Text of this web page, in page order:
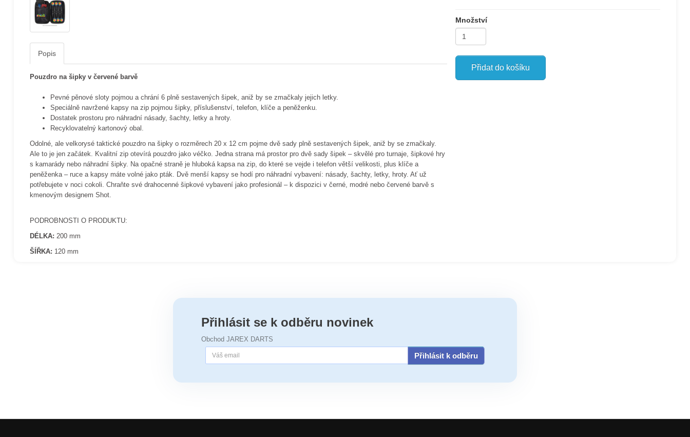
Popis
Pouzdro na šipky v červené barvě
Pevné pěnové sloty pojmou a chrání 6 plně sestavených šipek, aniž by se zmačkaly jejich letky.
Speciálně navržené kapsy na zip pojmou šipky, příslušenství, telefon, klíče a peněženku.
Dostatek prostoru pro náhradní násady, šachty, letky a hroty.
Recyklovatelný kartonový obal.
Odolné, ale velkorysé taktické pouzdro na šipky o rozměrech 20 x 12 cm pojme dvě sady plně sestavených šipek, aniž by se zmačkaly.
Ale to je jen začátek. Kvalitní zip otevírá pouzdro jako véčko. Jedna strana má prostor pro dvě sady šipek – skvělé pro turnaje, šipkové hry
s kamarády nebo náhradní šipky. Na opačné straně je hluboká kapsa na zip, do které se vejde i telefon větší velikosti, plus klíče a
peněženka – ruce a kapsy máte volné jako pták. Dvě menší kapsy se hodí pro náhradní vybavení: násady, šachty, letky, hroty. Ať už
potřebujete v noci cokoli. Chraňte své drahocenné šipkové vybavení jako profesionál – k dispozici v černé, modré nebo červené barvě s
kmenovým designem Shot.
PODROBNOSTI O PRODUKTU:
DÉLKA:200 mm
ŠÍŘKA: 120 mm
Množství
Přidat do košíku
Přihlásit se k odběru novinek
Obchod JAREX DARTS
Přihlásit k odběru